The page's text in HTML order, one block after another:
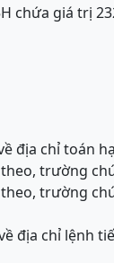
chứa giá trị
địa chỉ toán
trường
trường
địa chỉ lệnh